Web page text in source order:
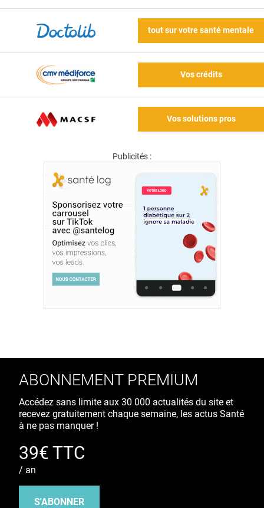
tout sur votre santé mentale
Vos crédits
Vos solutions pros
Publicités :
ABONNEMENT PREMIUM
Accédez sans limite aux 30 000 actualités du site et
recevez gratuitement chaque semaine, les actus Santé
à ne pas manquer !
39€ TTC
/ an
S'ABONNER